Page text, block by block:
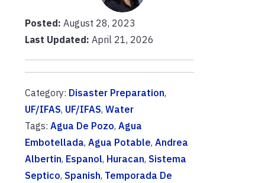
Posted: August 28, 2023
Last Updated: April 21, 2026
Category: Disaster Preparation,
UF/IFAS, UF/IFAS, Water
Tags: Agua De Pozo, Agua
Embotellada, Agua Potable, Andrea
Albertin, Espanol, Huracan, Sistema
Septico, Spanish, Temporada De